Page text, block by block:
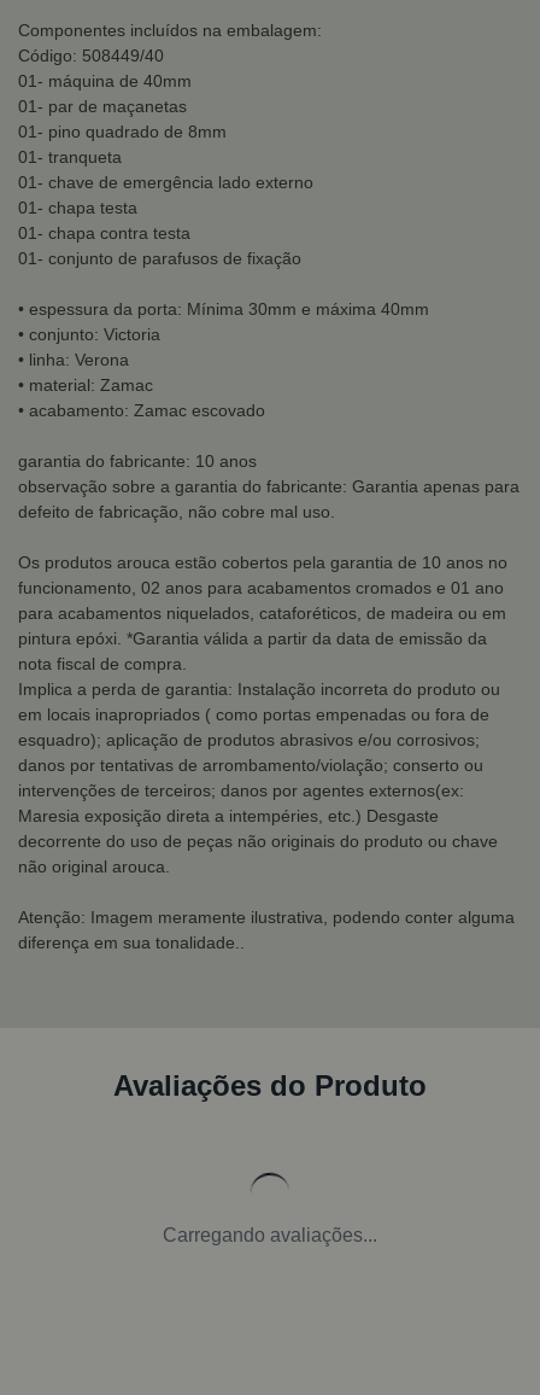
Componentes incluídos na embalagem:
Código: 508449/40
01- máquina de 40mm
01- par de maçanetas
01- pino quadrado de 8mm
01- tranqueta
01- chave de emergência lado externo
01- chapa testa
01- chapa contra testa
01- conjunto de parafusos de fixação
• espessura da porta: Mínima 30mm e máxima 40mm
• conjunto: Victoria
• linha: Verona
• material: Zamac
• acabamento: Zamac escovado
garantia do fabricante: 10 anos
observação sobre a garantia do fabricante: Garantia apenas para
defeito de fabricação, não cobre mal uso.
Os produtos arouca estão cobertos pela garantia de 10 anos no
funcionamento, 02 anos para acabamentos cromados e 01 ano
para acabamentos niquelados, cataforéticos, de madeira ou em
pintura epóxi. *Garantia válida a partir da data de emissão da
nota fiscal de compra.
Implica a perda de garantia: Instalação incorreta do produto ou
em locais inapropriados ( como portas empenadas ou fora de
esquadro); aplicação de produtos abrasivos e/ou corrosivos;
danos por tentativas de arrombamento/violação; conserto ou
intervenções de terceiros; danos por agentes externos(ex:
Maresia exposição direta a intempéries, etc.) Desgaste
decorrente do uso de peças não originais do produto ou chave
não original arouca.
Atenção: Imagem meramente ilustrativa, podendo conter alguma
diferença em sua tonalidade..
Avaliações do Produto
Carregando avaliações...